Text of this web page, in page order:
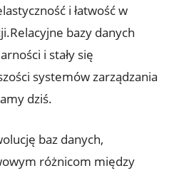
i łatwość w
bazy danych
i‌ stały się
systemów zarządzania
dziś.
baz danych,⁢
różnicom⁢ między